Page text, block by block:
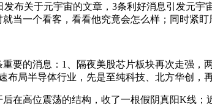
布关于元宇宙的文章，3条利好消息引发元
当一个看客，看看他究竟会怎么样；同时紧盯
要的消息：1、隔夜美股芯片板块再次走强，
局半导体行业，先是至纯科技、北方华创，
在高位震荡的结构，收了一根假阴真阳K线